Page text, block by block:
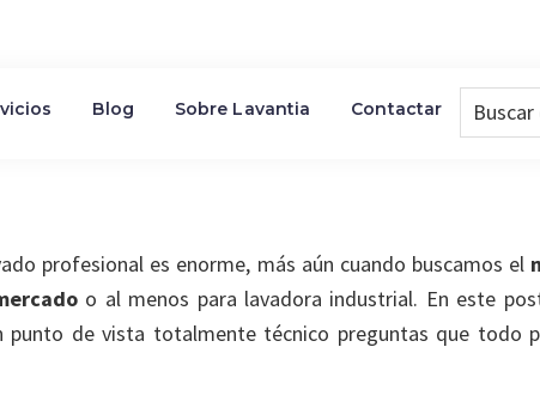
Blog Sobre Lavantia Contactar Buscar
en
la
profesional es enorme, más aún cuando buscamos el
o al menos para lavadora industrial. En este
punto de vista totalmente técnico preguntas que todo